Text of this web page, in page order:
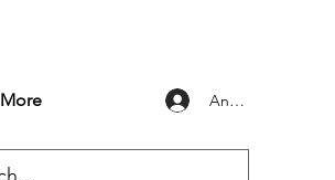
More Anmelden